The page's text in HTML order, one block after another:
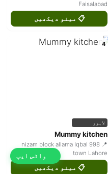
Faisalabad
📋 مینو دیکھیں
4
لاہور
Mummy kitchen
📍 998 nizam block allama Iqbal
town Lahore
📋 مینو دیکھیں
واٹس ایپ